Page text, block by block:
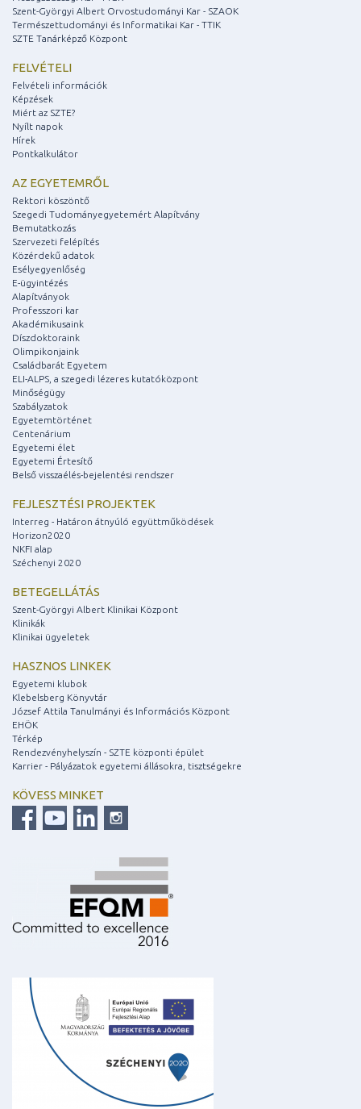
Szent-Györgyi Albert Orvostudományi Kar - SZAOK
Természettudományi és Informatikai Kar - TTIK
SZTE Tanárképző Központ
FELVÉTELI
Felvételi információk
Képzések
Miért az SZTE?
Nyílt napok
Hírek
Pontkalkulátor
AZ EGYETEMRŐL
Rektori köszöntő
Szegedi Tudományegyetemért Alapítvány
Bemutatkozás
Szervezeti felépítés
Közérdekű adatok
Esélyegyenlőség
E-ügyintézés
Alapítványok
Professzori kar
Akadémikusaink
Díszdoktoraink
Olimpikonjaink
Családbarát Egyetem
ELI-ALPS, a szegedi lézeres kutatóközpont
Minőségügy
Szabályzatok
Egyetemtörténet
Centenárium
Egyetemi élet
Egyetemi Értesítő
Belső visszaélés-bejelentési rendszer
FEJLESZTÉSI PROJEKTEK
Interreg - Határon átnyúló együttműködések
Horizon2020
NKFI alap
Széchenyi 2020
BETEGELLÁTÁS
Szent-Györgyi Albert Klinikai Központ
Klinikák
Klinikai ügyeletek
HASZNOS LINKEK
Egyetemi klubok
Klebelsberg Könyvtár
József Attila Tanulmányi és Információs Központ
EHÖK
Térkép
Rendezvényhelyszín - SZTE központi épület
Karrier - Pályázatok egyetemi állásokra, tisztségekre
KÖVESS MINKET